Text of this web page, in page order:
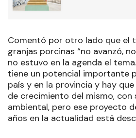
Comentó por otro lado que el
granjas porcinas “no avanzó,
no estuvo en la agenda el
tiene un potencial importante
país y en la provincia y hay
de crecimiento del mismo, con
ambiental, pero ese proyecto
años en la actualidad está